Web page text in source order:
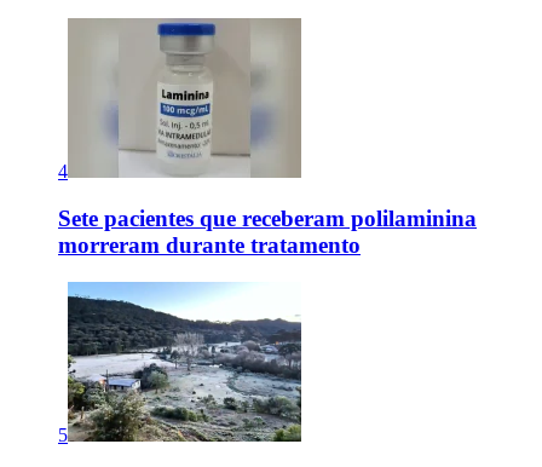
4
Sete pacientes que receberam polilaminina
morreram durante tratamento
5